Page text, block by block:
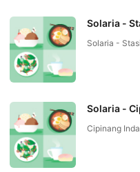
Solaria -
Solaria -
Solaria -
Cipinang